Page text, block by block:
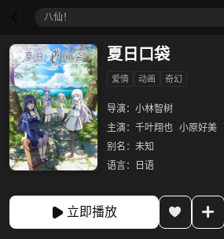
八仙！
夏日口袋
爱情 动画 奇幻
导演： 小林智树
主演： 千叶翔也 小原好美
别名： 未知
语言：
日语
立即播放